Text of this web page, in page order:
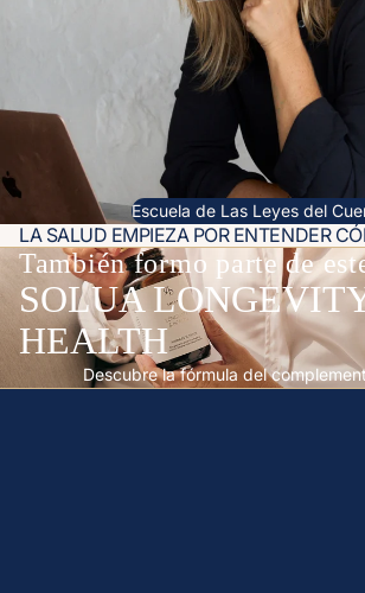
Escuela de Las Leyes del
LA SALUD EMPIEZA POR ENTENDER
También formo parte de
SOLUA
HEALTH
Descubre la fórmula del